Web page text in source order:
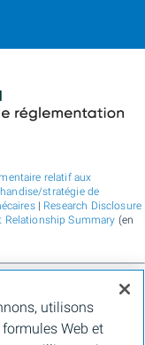
relatif aux
stratégie de
| Research Disclosure
Relationship Summary (en
de Montréal, de BMO
Plc et de Bank of
auprès des clients
utilisons
Web et